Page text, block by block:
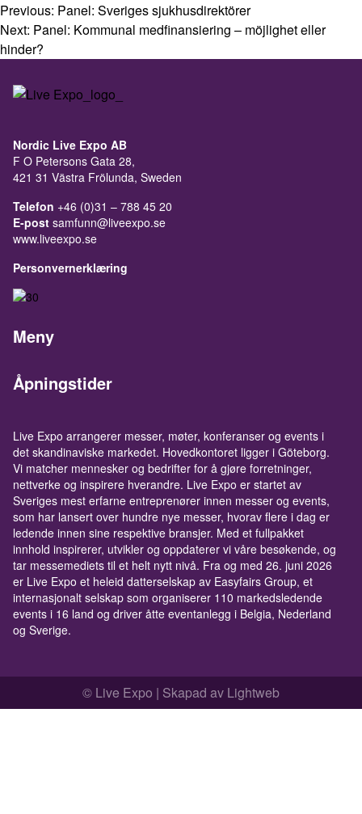
Previous: Panel: Sveriges sjukhusdirektörer
Next: Panel: Kommunal medfinansiering – möjlighet eller
hinder?
Nordic Live Expo AB
F O Petersons Gata 28,
421 31 Västra Frölunda, Sweden
Telefon +46 (0)31 – 788 45 20
E-post samfunn@liveexpo.se
www.liveexpo.se
Personvernerklæring
Meny
Åpningstider
Live Expo arrangerer messer, møter, konferanser og events i
det skandinaviske markedet. Hovedkontoret ligger i Göteborg.
Vi matcher mennesker og bedrifter for å gjøre forretninger,
nettverke og inspirere hverandre. Live Expo er startet av
Sveriges mest erfarne entreprenører innen messer og events,
som har lansert over hundre nye messer, hvorav flere i dag er
ledende innen sine respektive bransjer. Med et fullpakket
innhold inspirerer, utvikler og oppdaterer vi våre besøkende, og
tar messemediets til et helt nytt nivå. Fra og med 26. juni 2026
er Live Expo et heleid datterselskap av Easyfairs Group, et
internasjonalt selskap som organiserer 110 markedsledende
events i 16 land og driver åtte eventanlegg i Belgia, Nederland
og Sverige.
© Live Expo | Skapad av Lightweb